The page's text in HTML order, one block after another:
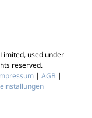
used under
reserved.
| AGB |